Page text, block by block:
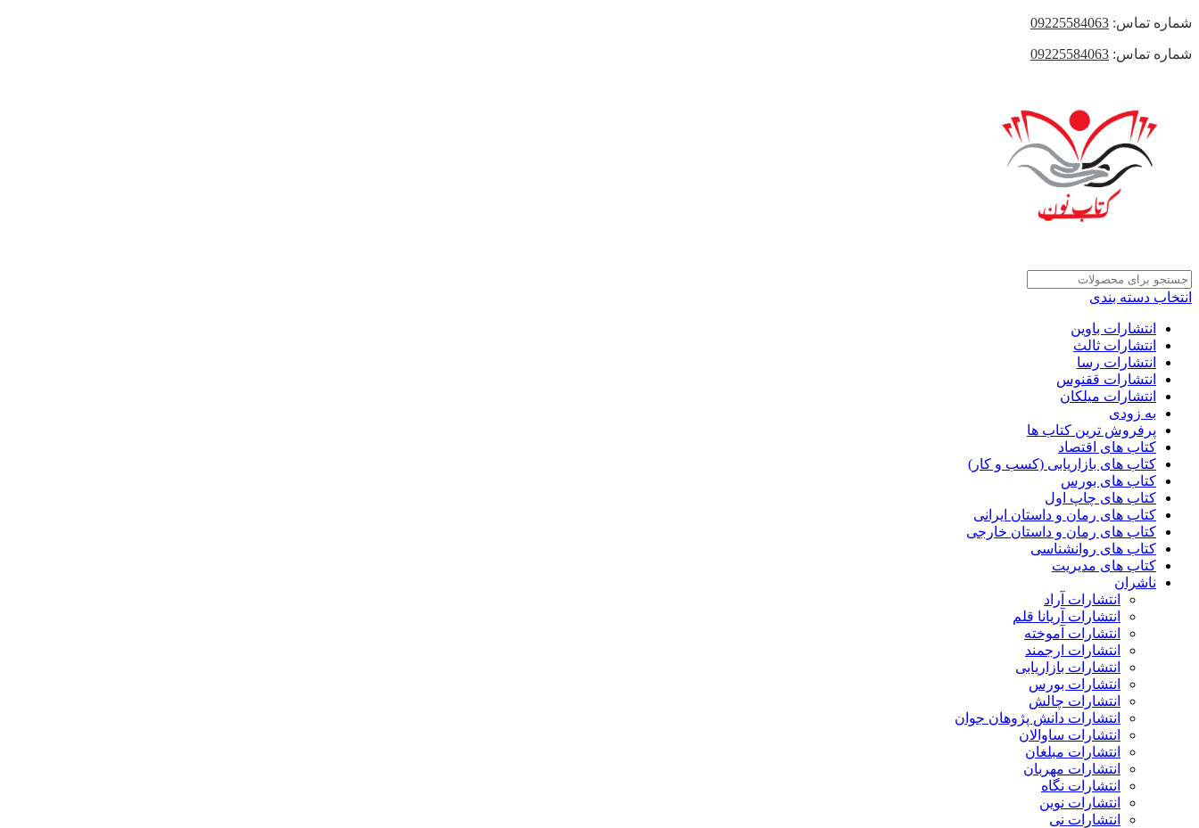
شماره تماس: 09225584063
شماره تماس: 09225584063
انتخاب دسته بندی
انتشارات باوین
انتشارات ثالث
انتشارات رسا
انتشارات ققنوس
انتشارات میلکان
به زودی
پرفروش ترین کتاب ها
کتاب های اقتصاد
کتاب های بازاریابی (کسب و کار)
کتاب های بورس
کتاب های چاپ اول
کتاب های رمان و داستان ایرانی
کتاب های رمان و داستان خارجی
کتاب های روانشناسی
کتاب های مدیریت
ناشران
انتشارات آراد
انتشارات آریانا قلم
انتشارات آموخته
انتشارات ارجمند
انتشارات بازاریابی
انتشارات بورس
انتشارات چالش
انتشارات دانش پژوهان جوان
انتشارات ساوالان
انتشارات مبلغان
انتشارات مهربان
انتشارات نگاه
انتشارات نوین
انتشارات نی